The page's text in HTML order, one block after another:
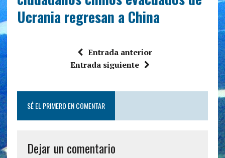
Ucrania regresan a China
Entrada anterior
Entrada siguiente
SÉ EL PRIMERO EN COMENTAR
Dejar un comentario